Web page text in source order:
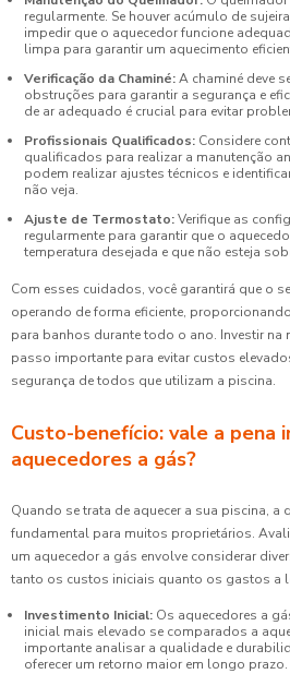
regularmente. Se houver acúmulo de
impedir que o aquecedor funcione
limpa para garantir um aquecimento
Verificação da Chaminé:A chaminé deve
obstruções para garantir a segurança e
de ar adequado é crucial para evitar
Profissionais Qualificados: Considere
qualificados para realizar a manutenção
podem realizar ajustes técnicos e
não veja.
Ajuste de Termostato:Verifique as
regularmente para garantir que o
temperatura desejada e que não esteja
Com esses cuidados, você garantirá que o
operando de forma eficiente,
para banhos durante todo o ano. Investir na
passo importante para evitar custos
segurança de todos que utilizam a piscina.
Custo-benefício: vale a pena
aquecedores a gás?
Quando se trata de aquecer a sua piscina,
fundamental para muitos proprietários.
um aquecedor a gás envolve considerar
tanto os custos iniciais quanto os gastos a
Investimento Inicial: Os aquecedores a
inicial mais elevado se comparados a
importante analisar a qualidade e
oferecer um retorno maior em longo prazo.